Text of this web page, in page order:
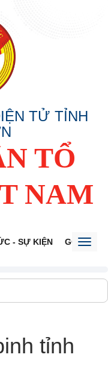
TỬ TỈNH
TỔ
NAM
- SỰ KIỆN GÓP Ý
tỉnh